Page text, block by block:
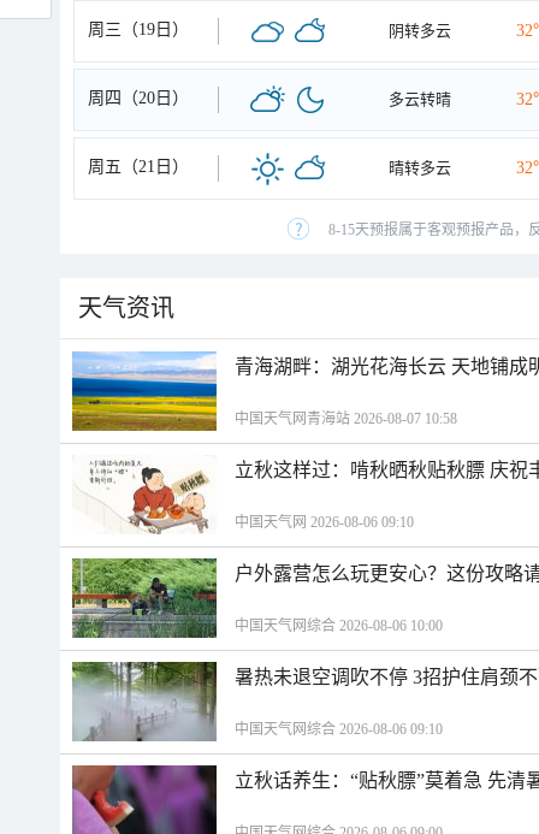
周三（19日） 阴转多云
周四（20日） 多云转晴
周五（21日） 晴转多云
8-15天预报属于客观预报产品，
天气资讯
青海湖畔：湖光花海长云 天地铺成
中国天气网青海站 2026-08-07 10:58
立秋这样过：啃秋晒秋贴秋膘 庆祝
中国天气网 2026-08-06 09:10
户外露营怎么玩更安心？这份攻略
中国天气网综合 2026-08-06 10:00
暑热未退空调吹不停 3招护住肩颈
中国天气网综合 2026-08-06 09:10
立秋话养生：“贴秋膘”莫着急 先清